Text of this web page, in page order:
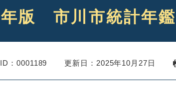
版 市川市統計年鑑
：0001189 更新日：2025年10月27日